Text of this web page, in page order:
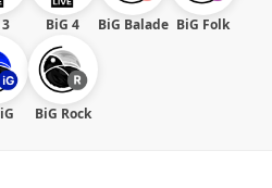
BiG 4 BiG Balade BiG Folk
BiG Rock